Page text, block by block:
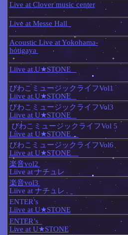
Live at Clover music center
Live at Messe Hall
Acoustic Live at Yokohama-
hotigaya
Liive at U★STONE
びわこミュージックライフVol1
Liive at U★STONE
びわこミュージックライフVol3
Liive at U★STONE
びわこミュージックライフVol 5
Liive at U★STONE
びわこミュージックライフVol6
Liive at U★STONE
楽音vol2
Liive at ナチュレ
楽音vol3
Liive at ナチュレ
ENTER’s
Liive at U★STONE
ENTER’s
Live at U★STONE